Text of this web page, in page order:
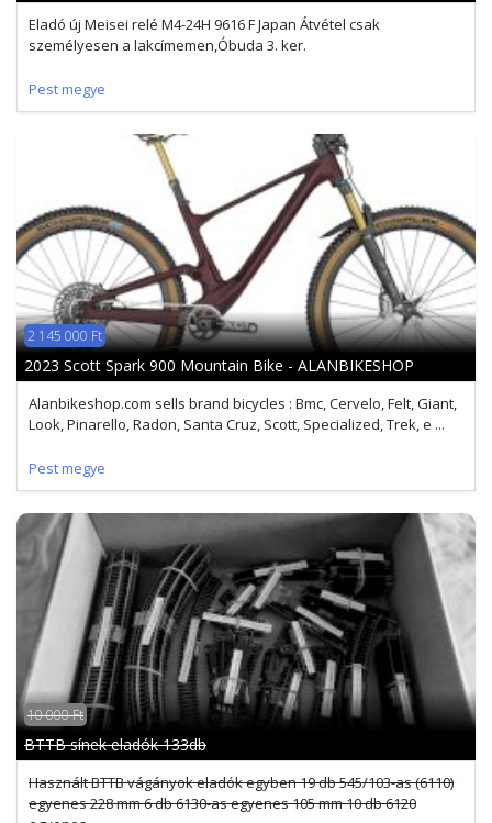
Eladó új Meisei relé M4-24H 9616 F Japan Átvétel csak
személyesen a lakcímemen,Óbuda 3. ker.
Pest megye
2 145 000 Ft
2023 Scott Spark 900 Mountain Bike - ALANBIKESHOP
Alanbikeshop.com sells brand bicycles : Bmc, Cervelo, Felt, Giant,
Look, Pinarello, Radon, Santa Cruz, Scott, Specialized, Trek, e ...
Pest megye
10 000 Ft
BTTB sínek eladók 133db
Használt BTTB vágányok eladók egyben 19 db 545/103-as (6110)
egyenes 228 mm 6 db 6130-as egyenes 105 mm 10 db 6120